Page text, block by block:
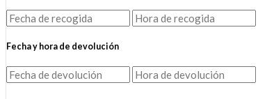
Fecha y hora de devolución